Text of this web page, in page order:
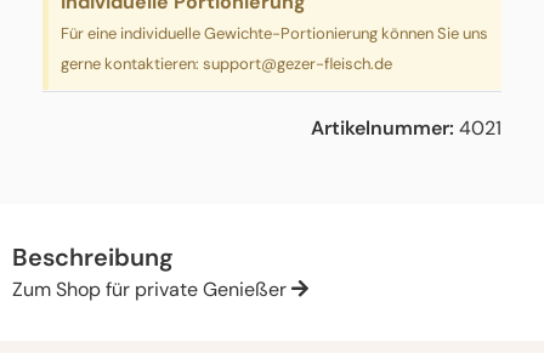
Für eine individuelle Gewichte-Portionierung können Sie uns
gerne kontaktieren: support@gezer-fleisch.de
Artikelnummer: 4021
Beschreibung
Zum Shop für private Genießer